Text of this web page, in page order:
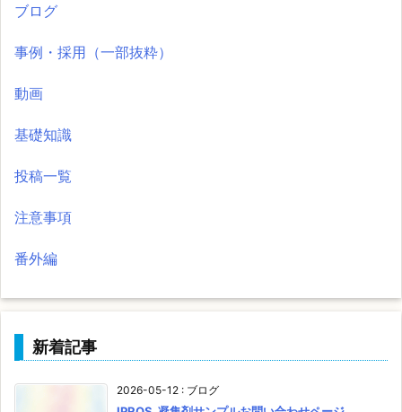
ブログ
事例・採用（一部抜粋）
動画
基礎知識
投稿一覧
注意事項
番外編
新着記事
2026-05-12 : ブログ